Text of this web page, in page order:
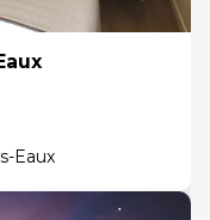
Eaux